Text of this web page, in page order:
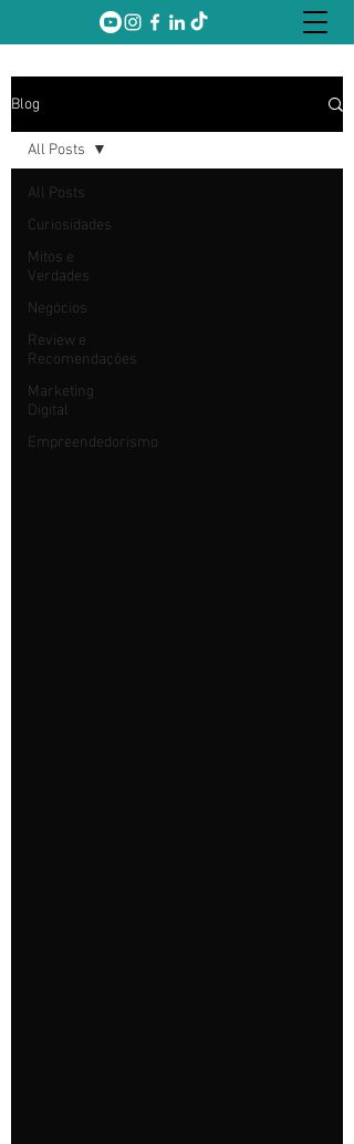
Blog
All Posts
Curiosidades
Mitos e
Verdades
Negócios
Review e
Recomendações
Marketing
Digital
Empreendedorismo
All Posts